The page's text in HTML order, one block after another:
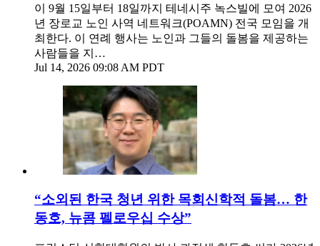
이 9월 15일부터 18일까지 테네시주 녹스빌에 모여 2026
년 장로교 노인 사역 네트워크(POAMN) 전국 모임을 개
최한다. 이 연례 행사는 노인과 그들의 돌봄을 제공하는
사람들을 지…
Jul 14, 2026 09:08 AM PDT
“소외된 한국 청년 위한 목회신학적 돌봄… 한
동호, 뉴콤 펠로우십 수상”